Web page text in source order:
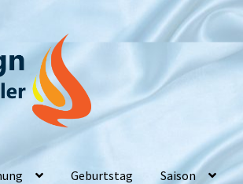
Geburtstag Saison